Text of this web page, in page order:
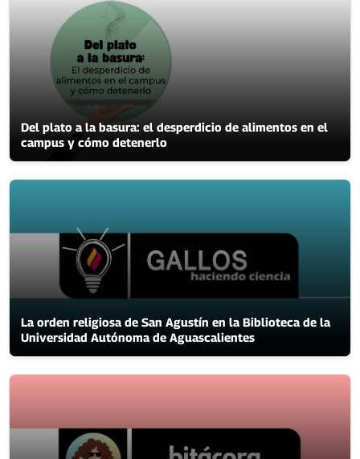
Del plato a la basura: el desperdicio de alimentos en el
campus y cómo detenerlo
La orden religiosa de San Agustín en la Biblioteca de la
Universidad Autónoma de Aguascalientes